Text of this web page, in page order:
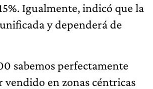
Igualmente, indicó que la
y dependerá de
sabemos perfectamente
vendido en zonas céntricas